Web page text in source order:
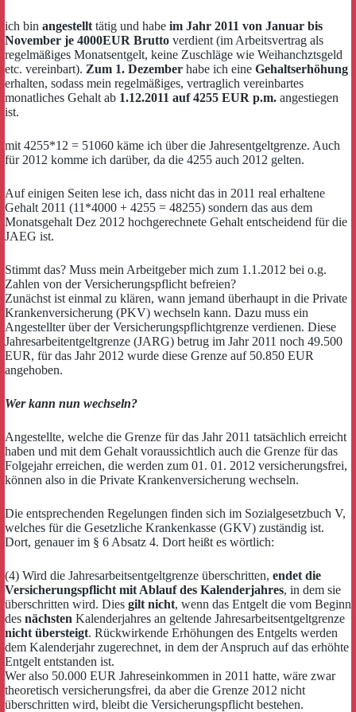
ich bin angestellt tätig und habe im Jahr 2011 von Januar bis
November je 4000EUR Brutto verdient (im Arbeitsvertrag als
regelmäßiges Monatsentgelt, keine Zuschläge wie Weihanchztsgeld
etc. vereinbart). Zum 1. Dezember habe ich eine Gehaltserhöhung
erhalten, sodass mein regelmäßiges, vertraglich vereinbartes
monatliches Gehalt ab 1.12.2011 auf 4255 EUR p.m. angestiegen
ist.
mit 4255*12 = 51060 käme ich über die Jahresentgeltgrenze. Auch
für 2012 komme ich darüber, da die 4255 auch 2012 gelten.
Auf einigen Seiten lese ich, dass nicht das in 2011 real erhaltene
Gehalt 2011 (11*4000 + 4255 = 48255) sondern das aus dem
Monatsgehalt Dez 2012 hochgerechnete Gehalt entscheidend für die
JAEG ist.
Stimmt das? Muss mein Arbeitgeber mich zum 1.1.2012 bei o.g.
Zahlen von der Versicherungspflicht befreien?
Zunächst ist einmal zu klären, wann jemand überhaupt in die Private
Krankenversicherung (PKV) wechseln kann. Dazu muss ein
Angestellter über der Versicherungspflichtgrenze verdienen. Diese
Jahresarbeitentgeltgrenze (JARG) betrug im Jahr 2011 noch 49.500
EUR, für das Jahr 2012 wurde diese Grenze auf 50.850 EUR
angehoben.
Wer kann nun wechseln?
Angestellte, welche die Grenze für das Jahr 2011 tatsächlich erreicht
haben und mit dem Gehalt voraussichtlich auch die Grenze für das
Folgejahr erreichen, die werden zum 01. 01. 2012 versicherungsfrei,
können also in die Private Krankenversicherung wechseln.
Die entsprechenden Regelungen finden sich im Sozialgesetzbuch V,
welches für die Gesetzliche Krankenkasse (GKV) zuständig ist.
Dort, genauer im § 6 Absatz 4. Dort heißt es wörtlich:
(4) Wird die Jahresarbeitsentgeltgrenze überschritten, endet die
Versicherungspflicht mit Ablauf des Kalenderjahres, in dem sie
überschritten wird. Dies gilt nicht, wenn das Entgelt die vom Beginn
des nächsten Kalenderjahres an geltende Jahresarbeitsentgeltgrenze
nicht übersteigt. Rückwirkende Erhöhungen des Entgelts werden
dem Kalenderjahr zugerechnet, in dem der Anspruch auf das erhöhte
Entgelt entstanden ist.
Wer also 50.000 EUR Jahreseinkommen in 2011 hatte, wäre zwar
theoretisch versicherungsfrei, da aber die Grenze 2012 nicht
überschritten wird, bleibt die Versicherungspflicht bestehen.